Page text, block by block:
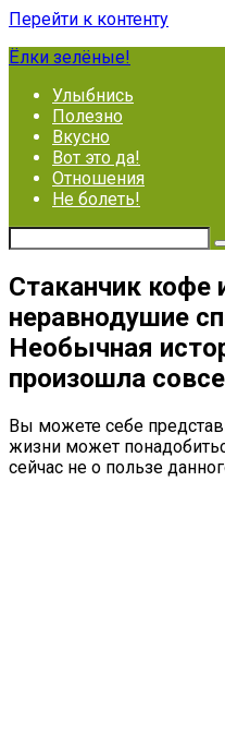
Перейти к контенту
Ёлки зелёные!
Улыбнись
Полезно
Вкусно
Вот это да!
Отношения
Не болеть!
Стаканчик кофе
неравнодушие
Необычная
произошла
Вы можете себе
жизни может
сейчас не о пользе